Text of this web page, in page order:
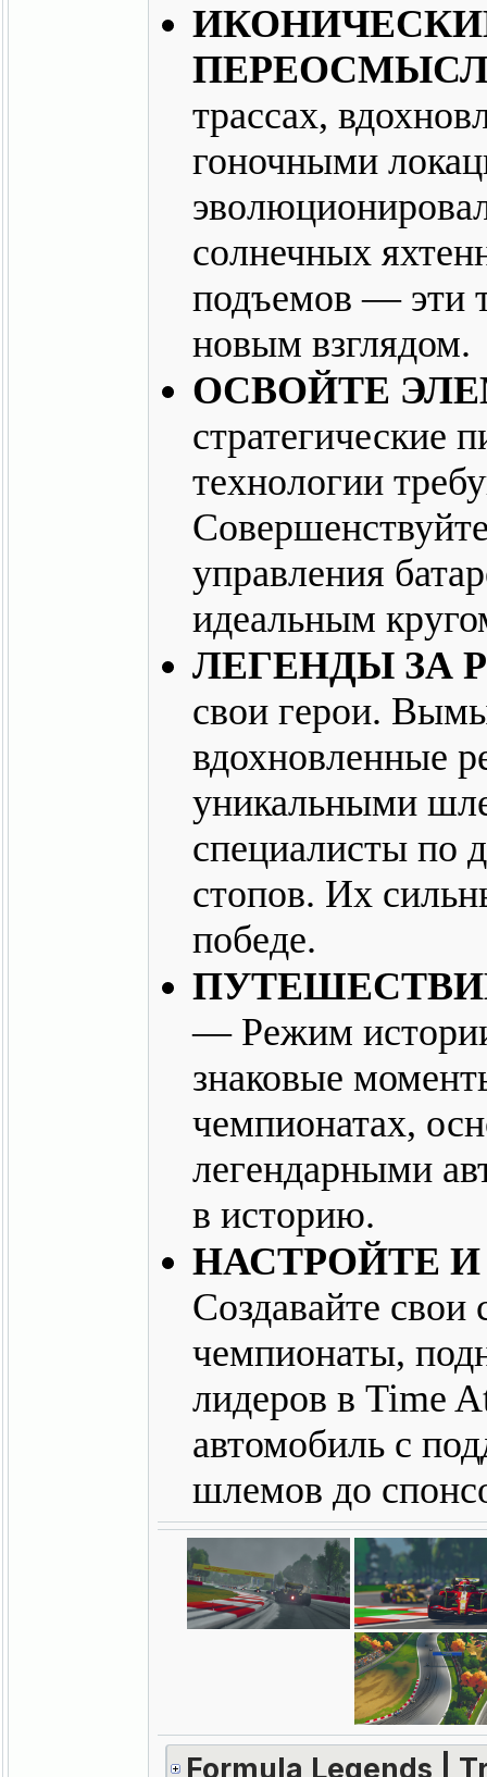
трассах,
гоночными
солнечных
подъемов — эти
новым взглядом.
ОСВОЙТЕ
стратегические
технологии
управления
идеальным
ЛЕГЕНДЫ ЗА
свои герои.
вдохновленные
уникальными
специалисты по
стопов. Их
победе.
— Режим
знаковые
чемпионатах,
легендарными
в историю.
НАСТРОЙТЕ
Создавайте свои
чемпионаты,
лидеров в Time
автомобиль с
шлемов до
Formula Legends |